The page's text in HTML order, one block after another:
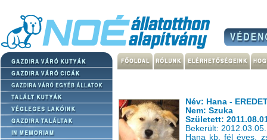
Név: Hana -
Nem: Szuka
Született:
Bekerült: 2012.03.05.
Hana kb. fél éves,